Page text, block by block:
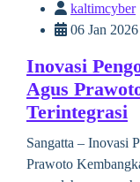
kaltimcyber
06 Jan 2026
Inovasi
Agus
Terintegrasi
Sangatta – Inovasi
Prawoto